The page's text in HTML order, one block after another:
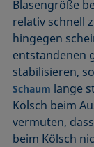
Blasengröße
relativ schnell
hingegen
entstandenen
stabilisieren,
Schaum lange
Kölsch beim
vermuten,
beim Kölsch